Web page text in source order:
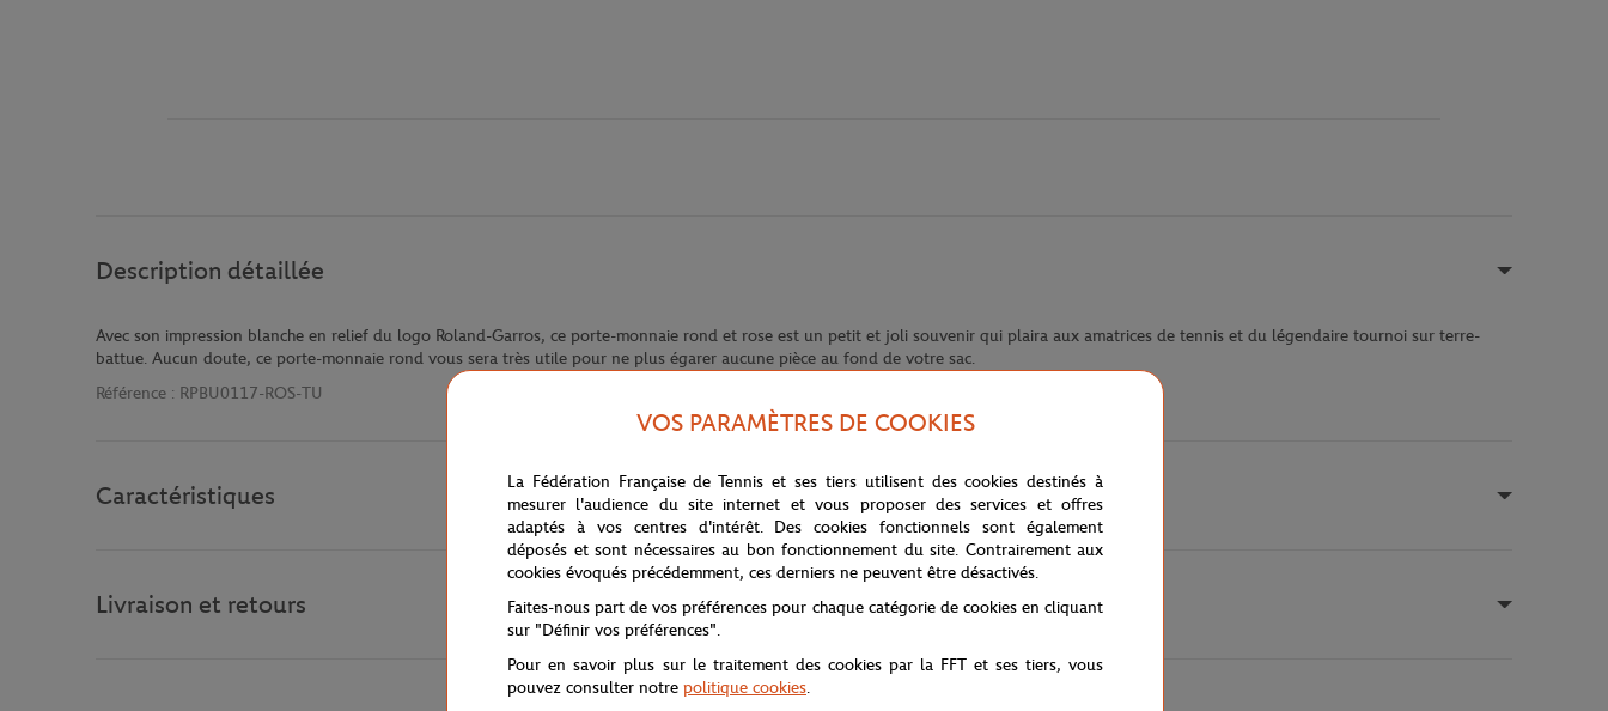
Description détaillée
Avec son impression blanche en relief du logo Roland-Garros, ce porte-monnaie rond et rose est un petit et joli souvenir qui plaira aux amatrices de tennis et du légendaire tournoi sur terre-
battue. Aucun doute, ce porte-monnaie rond vous sera très utile pour ne plus égarer aucune pièce au fond de votre sac.
Référence : RPBU0117-ROS-TU
Caractéristiques
Livraison et retours
VOS PARAMÈTRES DE COOKIES
La Fédération Française de Tennis et ses tiers utilisent des cookies destinés à
mesurer l'audience du site internet et vous proposer des services et offres
adaptés à vos centres d'intérêt. Des cookies fonctionnels sont également
déposés et sont nécessaires au bon fonctionnement du site. Contrairement aux
cookies évoqués précédemment, ces derniers ne peuvent être désactivés.
Faites-nous part de vos préférences pour chaque catégorie de cookies en cliquant
sur "Définir vos préférences".
Pour en savoir plus sur le traitement des cookies par la FFT et ses tiers, vous
pouvez consulter notre politique cookies.